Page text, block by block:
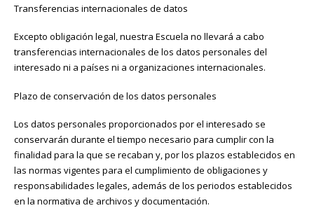
Transferencias internacionales de datos
Excepto obligación legal, nuestra Escuela no llevará a cabo
transferencias internacionales de los datos personales del
interesado ni a países ni a organizaciones internacionales.
Plazo de conservación de los datos personales
Los datos personales proporcionados por el interesado se
conservarán durante el tiempo necesario para cumplir con la
finalidad para la que se recaban y, por los plazos establecidos en
las normas vigentes para el cumplimiento de obligaciones y
responsabilidades legales, además de los periodos establecidos
en la normativa de archivos y documentación.